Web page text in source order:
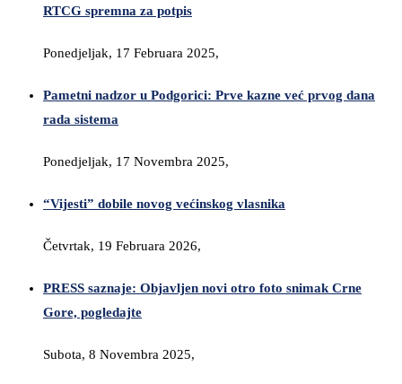
RTCG spremna za potpis
Ponedjeljak, 17 Februara 2025,
Pametni nadzor u Podgorici: Prve kazne već prvog dana
rada sistema
Ponedjeljak, 17 Novembra 2025,
“Vijesti” dobile novog većinskog vlasnika
Četvrtak, 19 Februara 2026,
PRESS saznaje: Objavljen novi otro foto snimak Crne
Gore, pogledajte
Subota, 8 Novembra 2025,